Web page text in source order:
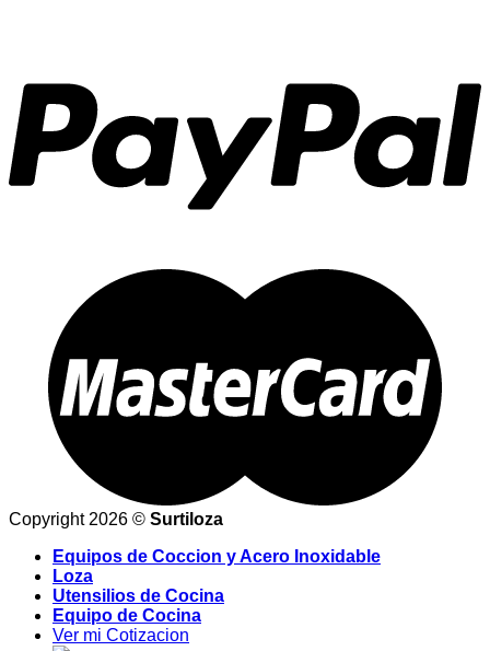
Copyright 2026 © Surtiloza
Equipos de Coccion y Acero Inoxidable
Loza
Utensilios de Cocina
Equipo de Cocina
Ver mi Cotizacion